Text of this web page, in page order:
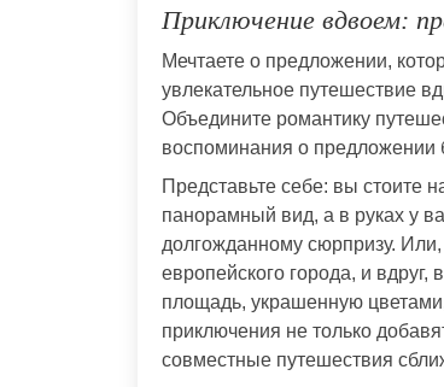
Приключение вдвоем:
Мечтаете о предложении,
увлекательное путешествие
Объедините романтику
воспоминания о предложении
Представьте себе: вы стоите
панорамный вид, а в руках у
долгожданному сюрпризу.
европейского города, и
площадь, украшенную
приключения не только
совместные путешествия